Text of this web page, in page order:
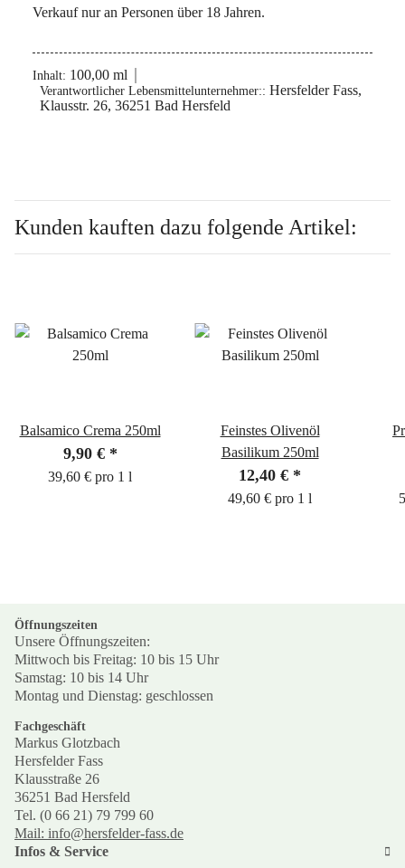
Verkauf nur an Personen über 18 Jahren.
Inhalt: 100,00 ml
Verantwortlicher Lebensmittelunternehmer:: Hersfelder Fass,
Klausstr. 26, 36251 Bad Hersfeld
Kunden kauften dazu folgende Artikel:
Balsamico Crema 250ml
9,90 € *
39,60 € pro 1 l
Feinstes Olivenöl
Basilikum 250ml
12,40 € *
49,60 € pro 1 l
Öffnungszeiten
Unsere Öffnungszeiten:
Mittwoch bis Freitag: 10 bis 15 Uhr
Samstag: 10 bis 14 Uhr
Montag und Dienstag: geschlossen
Fachgeschäft
Markus Glotzbach
Hersfelder Fass
Klausstraße 26
36251 Bad Hersfeld
Tel. (0 66 21) 79 799 60
Mail: info@hersfelder-fass.de
Infos & Service